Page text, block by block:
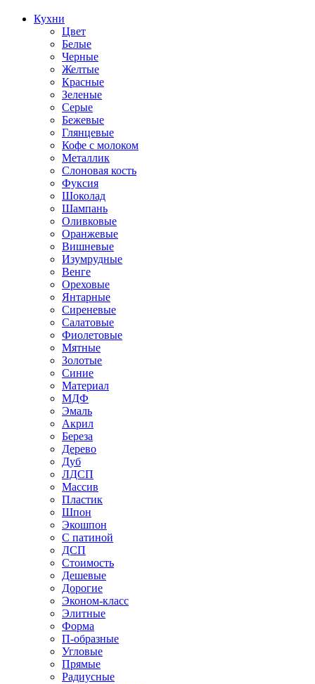
Кухни
Цвет
Белые
Черные
Желтые
Красные
Зеленые
Серые
Бежевые
Глянцевые
Кофе с молоком
Металлик
Слоновая кость
Фуксия
Шоколад
Шампань
Оливковые
Оранжевые
Вишневые
Изумрудные
Венге
Ореховые
Янтарные
Сиреневые
Салатовые
Фиолетовые
Мятные
Золотые
Синие
Материал
МДФ
Эмаль
Акрил
Береза
Дерево
Дуб
ЛДСП
Массив
Пластик
Шпон
Экошпон
С патиной
ДСП
Стоимость
Дешевые
Дорогие
Эконом-класс
Элитные
Форма
П-образные
Угловые
Прямые
Радиусные